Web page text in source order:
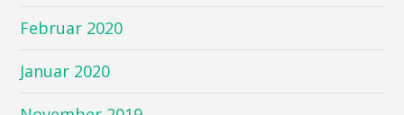
Februar 2020
Januar 2020